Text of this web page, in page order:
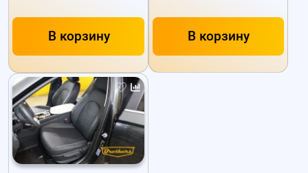
В корзину В корзину